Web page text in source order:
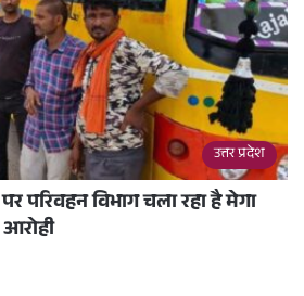
उत्तर प्रदेश
परिवहन विभाग चला रहा है मेगा